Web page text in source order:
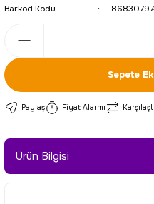
Barkod Kodu
Sepete
Paylaş Fiyat Alarmı
Ürün Bilgisi